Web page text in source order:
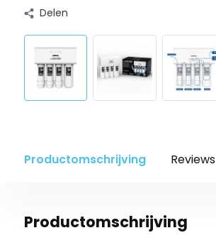
Delen
Productomschrijving Reviews
Productomschrijving